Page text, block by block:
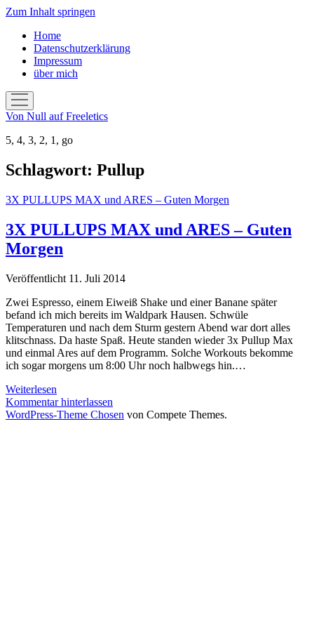
Zum Inhalt springen
Home
Datenschutzerklärung
Impressum
über mich
Menü
öffnen
Von Null auf Freeletics
5, 4, 3, 2, 1, go
Schlagwort: Pullup
3X PULLUPS MAX und ARES – Guten Morgen
3X PULLUPS MAX und ARES – Guten
Morgen
Veröffentlicht 11. Juli 2014
Zwei Espresso, einem Eiweiß Shake und einer Banane später
befand ich mich bereits im Waldpark Hausen. Schwüle
Temperaturen und nach dem Sturm gestern Abend war dort alles
klitschnass. Da haste Spaß. Heute standen wieder 3x Pullup Max
und einmal Ares auf dem Programm. Solche Workouts bekomme
ich sogar morgens um 8:00 Uhr noch halbwegs hin.…
Weiterlesen
PULLUPS
MAX
Kommentar hinterlassen
WordPress-Theme Chosen von Compete Themes.